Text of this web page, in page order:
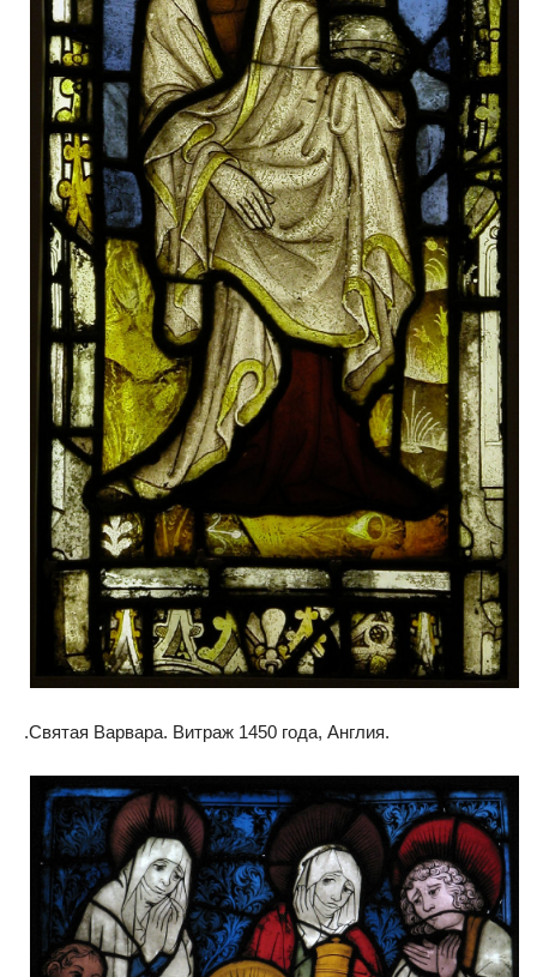
.Святая Варвара. Витраж 1450 года, Англия.